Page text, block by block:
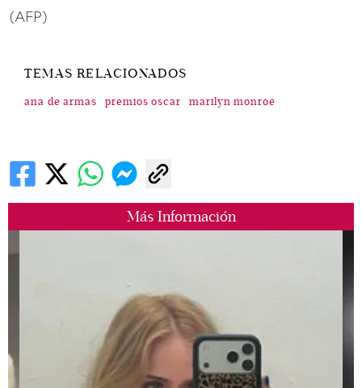
Más Información
(AFP)
TEMAS RELACIONADOS
ana de armas premios oscar marilyn monroe